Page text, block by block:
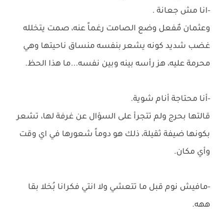
-انا مش جعانة .
وعثمان مٌفعل وضع الصامت رغماً عنه، صمت يتخلله
غضب شديد كونه يشعر بنفسه منساق ناحيتها وهي
محرمة عليه، هز رأسه بينه وبين نفسه...ما هذا الحظ.
-أنا محتاجة أنام شوية.
قالتها بحرج ولم تتجرأ على السؤال عن غرفة لها، تشعر
بكونها ضيفة ثقيلة، ذلك هو دوماً شعورها في اي وقت
وأي مكان.
-مافيش نوم قبل ما تتعشي ولا انتي فكرانا بُخلا بقا
ههه.